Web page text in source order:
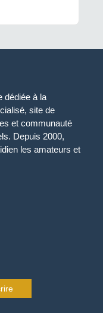
dédiée à la
site de
et communauté
Depuis 2000,
les amateurs et